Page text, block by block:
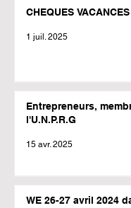
CHEQUES VACANCES
1 juil. 2025
Entrepreneurs,
l'U.N.P.R.G
15 avr. 2025
WE 26-27 avril 2024